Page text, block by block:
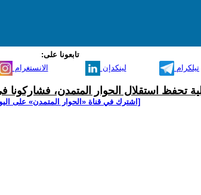
تابعونا على:
الانستغرام لينكدإن تيلكرام
تحفظ استقلال الحوار المتمدن،
[اشترك في قناة ‫«الحوار المتمدن» على